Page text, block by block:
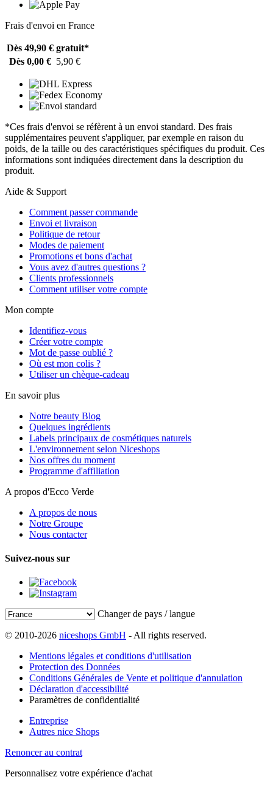
Frais d'envoi en France
Dès 49,90 € gratuit*
Dès 0,00 € 5,90 €
*Ces frais d'envoi se réfèrent à un envoi standard. Des frais
supplémentaires peuvent s'appliquer, par exemple en raison du
poids, de la taille ou des caractéristiques spécifiques du produit. Ces
informations sont indiquées directement dans la description du
produit.
Aide & Support
Comment passer commande
Envoi et livraison
Politique de retour
Modes de paiement
Promotions et bons d'achat
Vous avez d'autres questions ?
Clients professionnels
Comment utiliser votre compte
Mon compte
Identifiez-vous
Créer votre compte
Mot de passe oublié ?
Où est mon colis ?
Utiliser un chèque-cadeau
En savoir plus
Notre beauty Blog
Quelques ingrédients
Labels principaux de cosmétiques naturels
L'environnement selon Niceshops
Nos offres du moment
Programme d'affiliation
A propos d'Ecco Verde
A propos de nous
Notre Groupe
Nous contacter
Suivez-nous sur
Changer de pays / langue
© 2010-2026 niceshops GmbH - All rights reserved.
Mentions légales et conditions d'utilisation
Protection des Données
Conditions Générales de Vente et politique d'annulation
Déclaration d'accessibilité
Paramètres de confidentialité
Entreprise
Autres nice Shops
Renoncer au contrat
Personnalisez votre expérience d'achat